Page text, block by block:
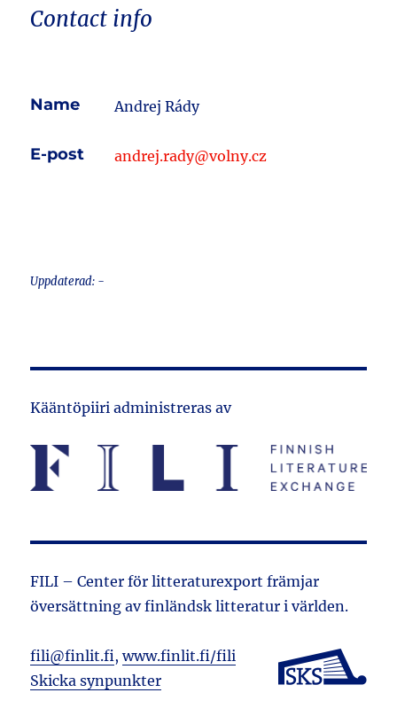
Contact info
Name Andrej Rády
E-post andrej.rady@volny.cz
Uppdaterad: -
Kääntöpiiri administreras av
FILI – Center för litteraturexport främjar
översättning av finländsk litteratur i världen.
fili@finlit.fi,www.finlit.fi/fili
Skicka synpunkter